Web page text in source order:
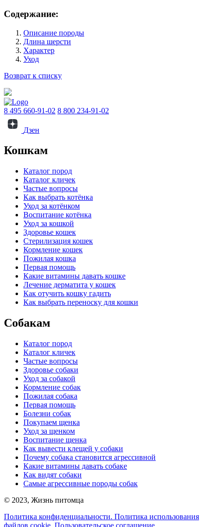
Содержание:
Описание породы
Длина шерсти
Характер
Уход
Возврат к списку
8 495 660-91-02 8 800 234-91-02
Дзен
Кошкам
Каталог пород
Каталог кличек
Частые вопросы
Как выбрать котёнка
Уход за котёнком
Воспитание котёнка
Уход за кошкой
Здоровье кошек
Стерилизация кошек
Кормление кошек
Пожилая кошка
Первая помощь
Какие витамины давать кошке
Лечение дерматита у кошек
Как отучить кошку гадить
Как выбрать переноску для кошки
Собакам
Каталог пород
Каталог кличек
Частые вопросы
Здоровье собаки
Уход за собакой
Кормление собак
Пожилая собака
Первая помощь
Болезни собак
Покупаем щенка
Уход за щенком
Воспитание щенка
Как вывести клещей у собаки
Почему собака становится агрессивной
Какие витамины давать собаке
Как видят собаки
Самые агрессивные породы собак
© 2023, Жизнь питомца
Политика конфиденциальности. Политика использования